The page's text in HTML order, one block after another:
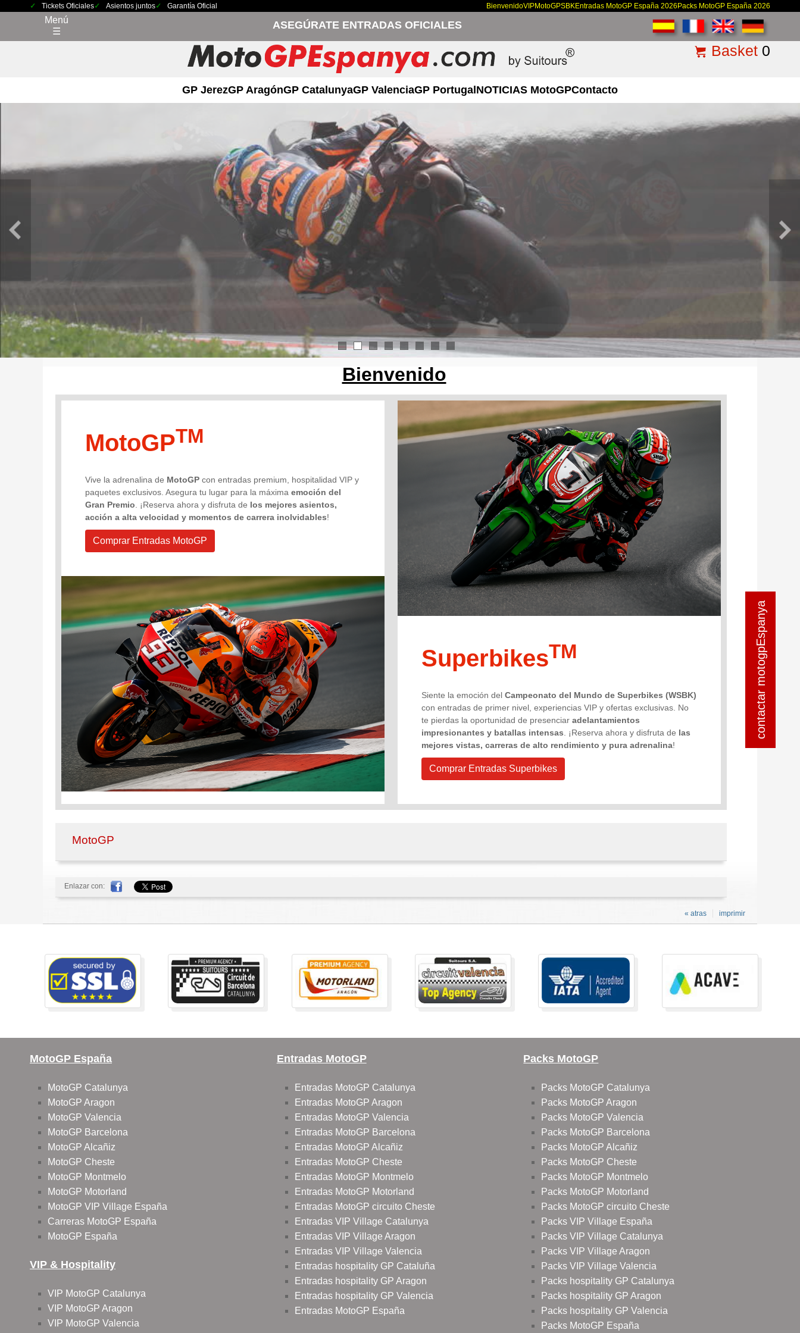
Tickets Oficiales Asientos juntos Garantía Oficial BienvenidoVIPMotoGPSBKEntradas MotoGP España 2026 Packs MotoGP España 2026
Menú
☰
ASEGÚRATE ENTRADAS OFICIALES
Basket 0
GP JerezGP AragónGP CatalunyaGP ValenciaGP PortugalNOTICIAS MotoGPContacto
1 3
contactar motogpEspanya
contactar motogpEspanya
Bienvenido
MotoGPTM
Vive la adrenalina de MotoGP con entradas premium, hospitalidad VIP y
paquetes exclusivos. Asegura tu lugar para la máxima emoción del
Gran Premio . ¡Reserva ahora y disfruta de los mejores asientos,
acción a alta velocidad y momentos de carrera inolvidables!
Comprar Entradas MotoGP
SuperbikesTM
Siente la emoción delCampeonato del Mundo de Superbikes (WSBK)
con entradas de primer nivel, experiencias VIP y ofertas exclusivas. No
te pierdas la oportunidad de presenciaradelantamientos
impresionantes y batallas intensas . ¡Reserva ahora y disfruta de las
mejores vistas, carreras de alto rendimiento y pura adrenalina!
Comprar Entradas Superbikes
MotoGP
Enlazar con:
imprimir
« atras
MotoGP España
MotoGP Catalunya
MotoGP Aragon
MotoGP Valencia
MotoGP Barcelona
MotoGP Alcañiz
MotoGP Cheste
MotoGP Montmelo
MotoGP Motorland
MotoGP VIP Village España
Carreras MotoGP España
MotoGP España
VIP & Hospitality
VIP MotoGP Catalunya
VIP MotoGP Aragon
VIP MotoGP Valencia
Entradas MotoGP
Entradas MotoGP Catalunya
Entradas MotoGP Aragon
Entradas MotoGP Valencia
Entradas MotoGP Barcelona
Entradas MotoGP Alcañiz
Entradas MotoGP Cheste
Entradas MotoGP Montmelo
Entradas MotoGP Motorland
Entradas MotoGP circuito Cheste
Entradas VIP Village Catalunya
Entradas VIP Village Aragon
Entradas VIP Village Valencia
Entradas hospitality GP Cataluña
Entradas hospitality GP Aragon
Entradas hospitality GP Valencia
Entradas MotoGP España
Packs MotoGP
Packs MotoGP Catalunya
Packs MotoGP Aragon
Packs MotoGP Valencia
Packs MotoGP Barcelona
Packs MotoGP Alcañiz
Packs MotoGP Cheste
Packs MotoGP Montmelo
Packs MotoGP Motorland
Packs MotoGP circuito Cheste
Packs VIP Village España
Packs VIP Village Catalunya
Packs VIP Village Aragon
Packs VIP Village Valencia
Packs hospitality GP Catalunya
Packs hospitality GP Aragon
Packs hospitality GP Valencia
Packs MotoGP España